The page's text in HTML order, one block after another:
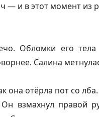
— и в этот момент из
Обломки его
Салина
она отёрла пот со лба.
взмахнул правой